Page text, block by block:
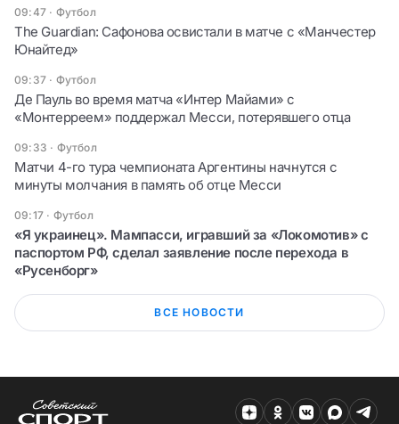
09:47 · Футбол
The Guardian: Сафонова освистали в матче с «Манчестер
Юнайтед»
09:37 · Футбол
Де Пауль во время матча «Интер Майами» с
«Монтерреем» поддержал Месси, потерявшего отца
09:33 · Футбол
Матчи 4-го тура чемпионата Аргентины начнутся с
минуты молчания в память об отце Месси
09:17 · Футбол
«Я украинец». Мампасси, игравший за «Локомотив» с
паспортом РФ, сделал заявление после перехода в
«Русенборг»
ВСЕ НОВОСТИ